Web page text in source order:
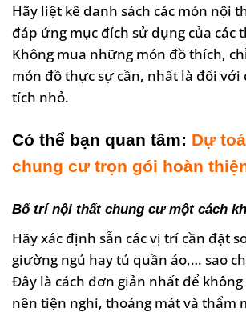
Hãy liệt kê danh sách các món nội
đáp ứng mục đích sử dụng của các
Không mua những món đồ thích,
món đồ thực sự cần, nhất là đối với
tích nhỏ.
Có thể bạn quan tâm: Dự
chung cư trọn gói hoàn
Bố trí nội thất chung cư một cách
Hãy xác định sẵn các vị trí cần đặt
giường ngủ hay tủ quần áo,… sao
Đây là cách đơn giản nhất để
nên tiện nghi, thoáng mát và thẩm